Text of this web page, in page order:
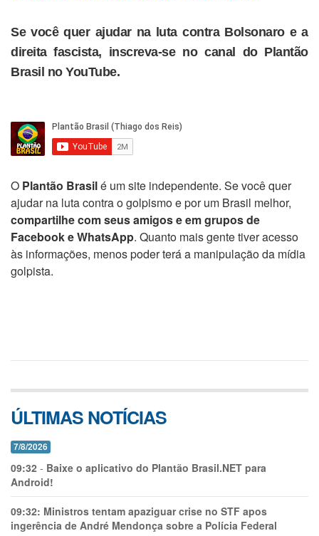
Se você quer ajudar na luta contra Bolsonaro e a
direita fascista, inscreva-se no canal do Plantão
Brasil no YouTube.
O Plantão Brasilé um site independente. Se você quer
ajudar na luta contra o golpismo e por um Brasil melhor,
compartilhe com seus amigos e em grupos de
Facebook e WhatsApp. Quanto mais gente tiver acesso
às informações, menos poder terá a manipulação da mídia
golpista.
ÚLTIMAS NOTÍCIAS
7/8/2026
09:32 - Baixe o aplicativo do Plantão Brasil.NET para
Android!
09:32: Ministros tentam apaziguar crise no STF apos
ingerência de André Mendonça sobre a Polícia Federal